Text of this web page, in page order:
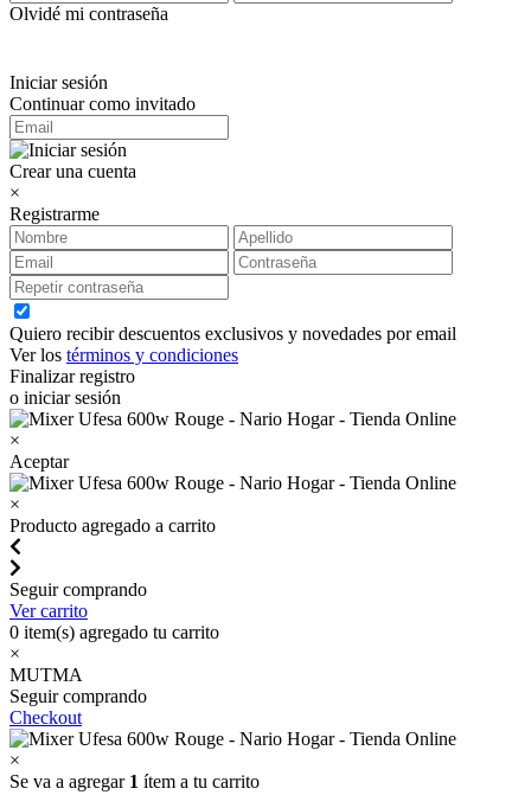
Olvidé mi contraseña
Iniciar sesión
Continuar como invitado
Crear una cuenta
×
Registrarme
Quiero recibir descuentos exclusivos y novedades por email
Ver los términos y condiciones
Finalizar registro
o iniciar sesión
×
Aceptar
×
Producto agregado a carrito
Seguir comprando
Ver carrito
0 item(s) agregado tu carrito
×
MUTMA
Seguir comprando
Checkout
×
Se va a agregar 1 ítem a tu carrito